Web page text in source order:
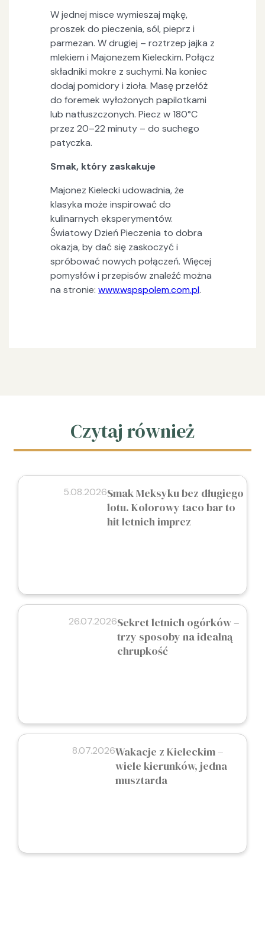
W jednej misce wymieszaj mąkę,
proszek do pieczenia, sól, pieprz i
parmezan. W drugiej – roztrzep jajka z
mlekiem i Majonezem Kieleckim. Połącz
składniki mokre z suchymi. Na koniec
dodaj pomidory i zioła. Masę przełóż
do foremek wyłożonych papilotkami
lub natłuszczonych. Piecz w 180°C
przez 20–22 minuty – do suchego
patyczka.
Smak, który zaskakuje
Majonez Kielecki udowadnia, że
klasyka może inspirować do
kulinarnych eksperymentów.
Światowy Dzień Pieczenia to dobra
okazja, by dać się zaskoczyć i
spróbować nowych połączeń. Więcej
pomysłów i przepisów znaleźć można
na stronie: www.wspspolem.com.pl.
Czytaj również
5.08.2026Smak Meksyku bez długiego
lotu. Kolorowy taco bar to
hit letnich imprez
26.07.2026Sekret letnich ogórków –
trzy sposoby na idealną
chrupkość
8.07.2026Wakacje z Kieleckim –
wiele kierunków, jedna
musztarda